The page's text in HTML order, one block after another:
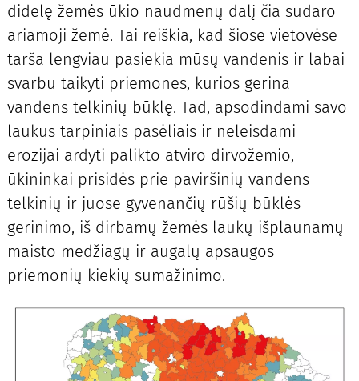
didelę žemės ūkio naudmenų dalį čia sudaro
ariamoji žemė. Tai reiškia, kad šiose vietovėse
tarša lengviau pasiekia mūsų vandenis ir labai
svarbu taikyti priemones, kurios gerina
vandens telkinių būklę. Tad, apsodindami savo
laukus tarpiniais pasėliais ir neleisdami
erozijai ardyti palikto atviro dirvožemio,
ūkininkai prisidės prie paviršinių vandens
telkinių ir juose gyvenančių rūšių būklės
gerinimo, iš dirbamų žemės laukų išplaunamų
maisto medžiagų ir augalų apsaugos
priemonių kiekių sumažinimo.